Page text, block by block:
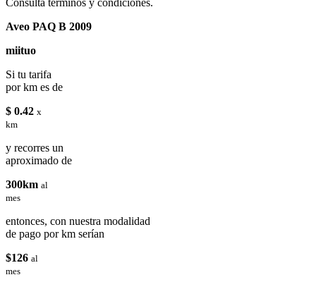
Aveo PAQ B 2009
miituo
Si tu tarifa
por km es de
$ 0.42 x
km
y recorres un
aproximado de
300km al
mes
entonces, con nuestra modalidad
de pago por km serían
$126 al
mes